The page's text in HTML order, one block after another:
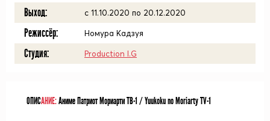
Выход: c 11.10.2020 по 20.12.2020
Режиссёр: Номура Кадзуя
Студия: Production I.G
ОПИСАНИЕ:Аниме Патриот Мориарти ТВ-1 / Yuukoku no Moriarty TV-1